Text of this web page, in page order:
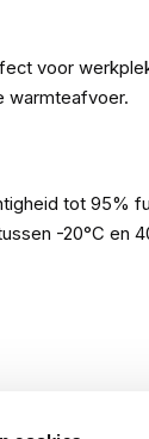
voor
warmteafvoer.
tot
-20°C en